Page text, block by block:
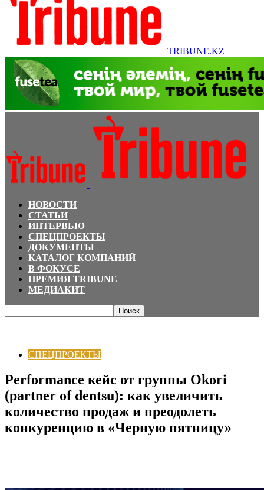
TRIBUNE.KZ
НОВОСТИ
СТАТЬИ
ИНТЕРВЬЮ
СПЕЦПРОЕКТЫ
ДОКУМЕНТЫ
КАТАЛОГ КОМПАНИЙ
В ФОКУСЕ
ПРЕМИЯ TRIBUNE
МЕДИАКИТ
СПЕЦПРОЕКТЫ
Performance кейс от группы Okori
(partner of dentsu): как увеличить
количество продаж и преодолеть
конкуренцию в «Черную пятницу»